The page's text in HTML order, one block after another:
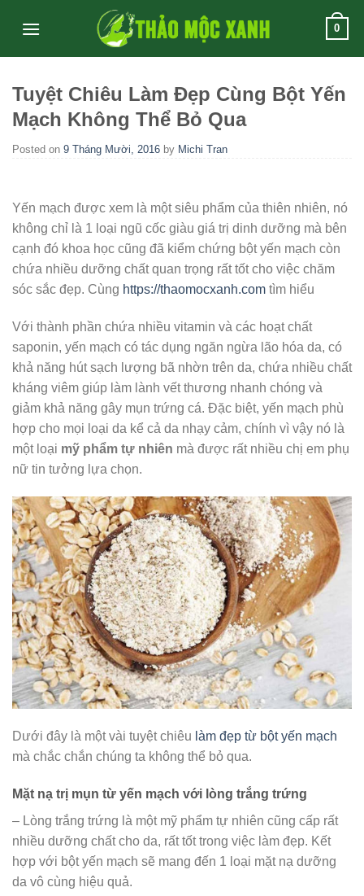
0
Tuyệt Chiêu Làm Đẹp Cùng Bột Yến
Mạch Không Thể Bỏ Qua
Posted on 9 Tháng Mười, 2016 by Michi Tran
Yến mạch được xem là một siêu phẩm của thiên nhiên, nó
không chỉ là 1 loại ngũ cốc giàu giá trị dinh dưỡng mà bên
cạnh đó khoa học cũng đã kiểm chứng bột yến mạch còn
chứa nhiều dưỡng chất quan trọng rất tốt cho việc chăm
sóc sắc đẹp. Cùng https://thaomocxanh.com tìm hiểu
Với thành phần chứa nhiều vitamin và các hoạt chất
saponin, yến mạch có tác dụng ngăn ngừa lão hóa da, có
khả năng hút sạch lượng bã nhờn trên da, chứa nhiều chất
kháng viêm giúp làm lành vết thương nhanh chóng và
giảm khả năng gây mụn trứng cá. Đặc biệt, yến mạch phù
hợp cho mọi loại da kể cả da nhạy cảm, chính vì vậy nó là
một loại mỹ phẩm tự nhiên mà được rất nhiều chị em phụ
nữ tin tưởng lựa chọn.
Dưới đây là một vài tuyệt chiêu làm đẹp từ bột yến mạch
mà chắc chắn chúng ta không thể bỏ qua.
Mặt nạ trị mụn từ yến mạch với lòng trắng trứng
– Lòng trắng trứng là một mỹ phẩm tự nhiên cũng cấp rất
nhiều dưỡng chất cho da, rất tốt trong việc làm đẹp. Kết
hợp với bột yến mạch sẽ mang đến 1 loại mặt nạ dưỡng
da vô cùng hiệu quả.